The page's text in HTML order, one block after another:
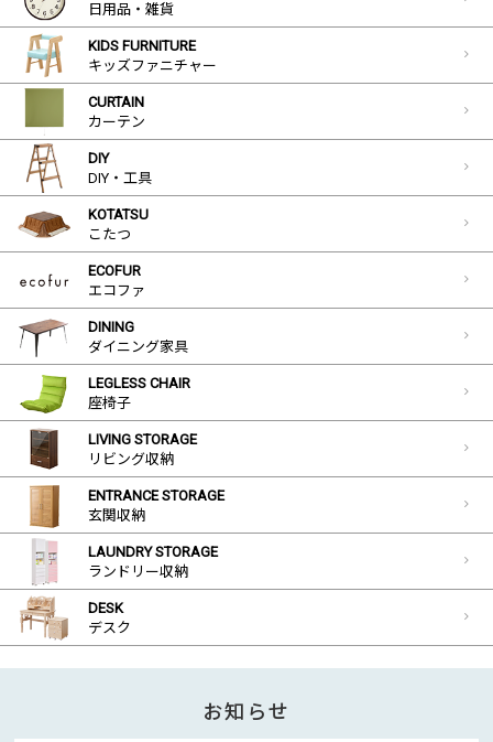
日用品・雑貨
KIDS FURNITURE
キッズファニチャー
CURTAIN
カーテン
DIY
DIY・工具
KOTATSU
こたつ
ECOFUR
エコファ
DINING
ダイニング家具
LEGLESS CHAIR
座椅子
LIVING STORAGE
リビング収納
ENTRANCE STORAGE
玄関収納
LAUNDRY STORAGE
ランドリー収納
DESK
デスク
お知らせ